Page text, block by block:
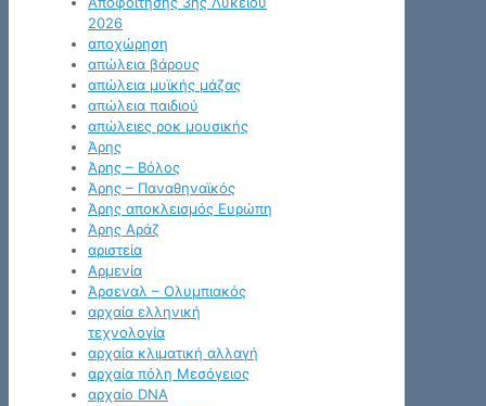
2026
αποχώρηση
απώλεια βάρους
απώλεια μυϊκής μάζας
απώλεια παιδιού
απώλειες ροκ μουσικής
Άρης
Άρης – Βόλος
Άρης – Παναθηναϊκός
Άρης αποκλεισμός Ευρώπη
Άρης Αράζ
αριστεία
Αρμενία
Άρσεναλ – Ολυμπιακός
αρχαία ελληνική
τεχνολογία
αρχαία κλιματική αλλαγή
αρχαία πόλη Μεσόγειος
αρχαίο DNA